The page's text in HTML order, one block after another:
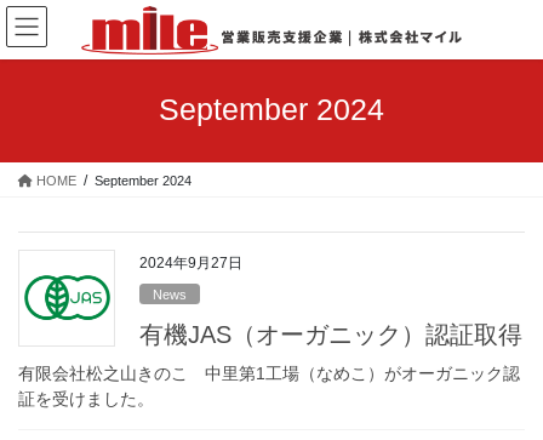
Skip
the
Skip
the
September 2024
HOME September 2024
2024年9月27日
News
有機JAS（オーガニック）認証取得
有限会社松之山きのこ 中里第1工場（なめこ）がオーガニック認
証を受けました。